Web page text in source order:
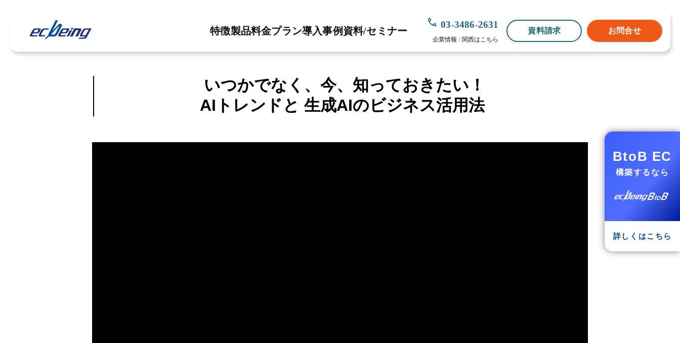
特徴製品料金プラン導入事例資料/セミナー
03-3486-2631
企業情報 / 関西はこちら
資料請求 お問合せ
BtoB EC
構築するなら
詳しくはこちら
いつかでなく、今、知っておきたい！
AIトレンドと 生成AIのビジネス活用法